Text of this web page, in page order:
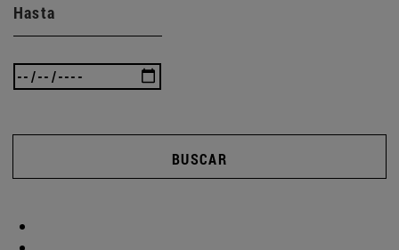
Hasta
BUSCAR